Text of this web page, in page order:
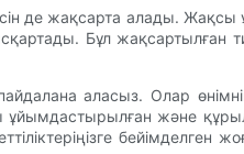
де жақсарта алады.
Бұл жақсартылған
аласыз. Олар
ұйымдастырылған және
бейімделген